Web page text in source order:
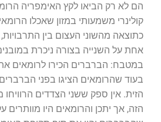
הם לא רק הביאו לקץ האימפריה
קולינרי משמעותי במזון שאכלו
כתוצאה מהשוני העצום בין
אחת על השנייה בצורה ניכרת
במטבח: הברברים הכירו לרומאים
בעוד שהרומאים הציגו בפני
הזית. אין ספק ששני הצדדים הרוויחו
הזה, אך יתכן והרומאים היו מוותרים